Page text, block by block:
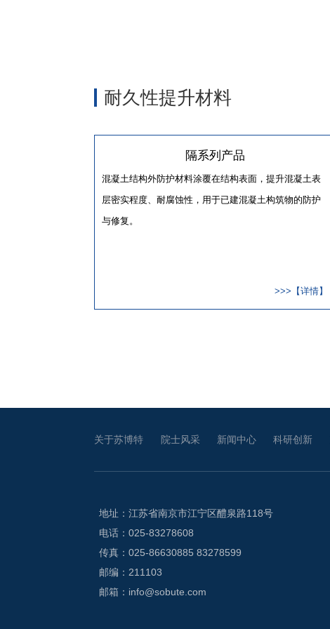
耐久性提升材料
隔系列产品
混凝土结构外防护材料涂覆在结构表面，提升混凝土表
层密实程度、耐腐蚀性，用于已建混凝土构筑物的防护
与修复。
>>>【详情】
关于苏博特 院士风采 新闻中心 科研创新
地址：江苏省南京市江宁区醴泉路118号
电话：025-83278608
传真：025-86630885 83278599
邮编：211103
邮箱：info@sobute.com